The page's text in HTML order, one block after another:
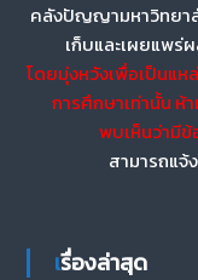
คลังปัญญามหาวิทยา
เก็บและเผยแพร่
โดยมุ่งหวังเพื่อเป็นแห
การศึกษาเท่านั้น ห้
พบเห็นว่ามีข้
สามารถแจ้
เรื่องล่าสุด